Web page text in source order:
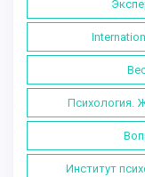
Психология.
Институт